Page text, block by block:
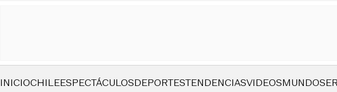
INICIOCHILEESPECTÁCULOSDEPORTESTENDENCIASVIDEOSMUNDO